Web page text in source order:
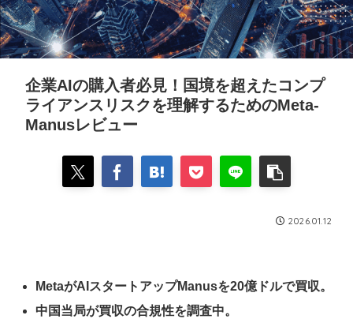
企業AIの購入者必見！国境を超えたコンプ
ライアンスリスクを理解するためのMeta-
Manusレビュー
2026.01.12
MetaがAIスタートアップManusを20億ドルで買収。
中国当局が買収の合規性を調査中。